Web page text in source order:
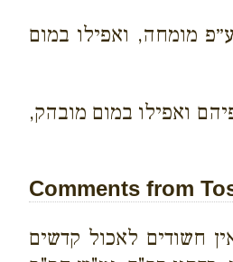
מומחה, ואפילו במום
ואפילו במום מובהק,
Comments from
חשודים לאכול קדשים